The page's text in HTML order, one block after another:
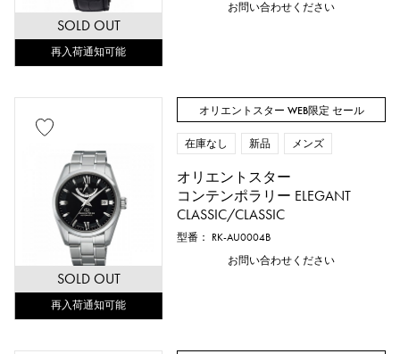
SOLD OUT
再入荷通知可能
お問い合わせください
SOLD OUT
再入荷通知可能
オリエントスター WEB限定 セール
在庫なし 新品 メンズ
オリエントスター
コンテンポラリー ELEGANT
CLASSIC/CLASSIC
型番： RK-AU0004B
お問い合わせください